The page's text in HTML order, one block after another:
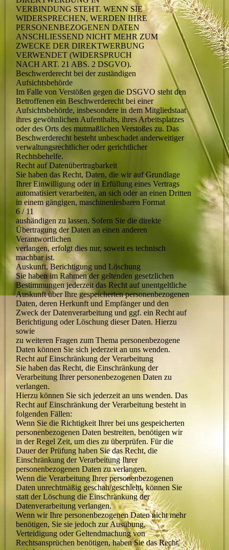
VERBINDUNG STEHT. WENN SIE
WIDERSPRECHEN, WERDEN IHRE
PERSONENBEZOGENEN DATEN
ANSCHLIESSEND NICHT MEHR ZUM
ZWECKE DER DIREKTWERBUNG
VERWENDET (WIDERSPRUCH
NACH ART. 21 ABS. 2 DSGVO).
Beschwerderecht bei der zuständigen
Aufsichtsbehörde
Im Falle von Verstößen gegen die DSGVO steht den
Betroffenen ein Beschwerderecht bei einer
Aufsichtsbehörde, insbesondere in dem Mitgliedstaat
ihres gewöhnlichen Aufenthalts, ihres Arbeitsplatzes
oder des Orts des mutmaßlichen Verstoßes zu. Das
Beschwerderecht besteht unbeschadet anderweitiger
verwaltungsrechtlicher oder gerichtlicher
Rechtsbehelfe.
Recht auf Datenübertragbarkeit
Sie haben das Recht, Daten, die wir auf Grundlage
Ihrer Einwilligung oder in Erfüllung eines Vertrags
automatisiert verarbeiten, an sich oder an einen Dritten
in einem gängigen, maschinenlesbaren Format
6 / 11
aushändigen zu lassen. Sofern Sie die direkte
Übertragung der Daten an einen anderen
Verantwortlichen
verlangen, erfolgt dies nur, soweit es technisch
machbar ist.
Auskunft, Berichtigung und Löschung
Sie haben im Rahmen der geltenden gesetzlichen
Bestimmungen jederzeit das Recht auf unentgeltliche
Auskunft über Ihre gespeicherten personenbezogenen
Daten, deren Herkunft und Empfänger und den
Zweck der Datenverarbeitung und ggf. ein Recht auf
Berichtigung oder Löschung dieser Daten. Hierzu
sowie
zu weiteren Fragen zum Thema personenbezogene
Daten können Sie sich jederzeit an uns wenden.
Recht auf Einschränkung der Verarbeitung
Sie haben das Recht, die Einschränkung der
Verarbeitung Ihrer personenbezogenen Daten zu
verlangen.
Hierzu können Sie sich jederzeit an uns wenden. Das
Recht auf Einschränkung der Verarbeitung besteht in
folgenden Fällen:
Wenn Sie die Richtigkeit Ihrer bei uns gespeicherten
personenbezogenen Daten bestreiten, benötigen wir
in der Regel Zeit, um dies zu überprüfen. Für die
Dauer der Prüfung haben Sie das Recht, die
Einschränkung der Verarbeitung Ihrer
personenbezogenen Daten zu verlangen.
Wenn die Verarbeitung Ihrer personenbezogenen
Daten unrechtmäßig geschah/geschieht, können Sie
statt der Löschung die Einschränkung der
Datenverarbeitung verlangen.
Wenn wir Ihre personenbezogenen Daten nicht mehr
benötigen, Sie sie jedoch zur Ausübung,
Verteidigung oder Geltendmachung von
Rechtsansprüchen benötigen, haben Sie das Recht,